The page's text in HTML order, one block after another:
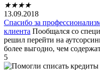
★★★★
13.09.2018
Спасибо за
клиента Пообщался со
решил перейти на
более выгодно, чем
5